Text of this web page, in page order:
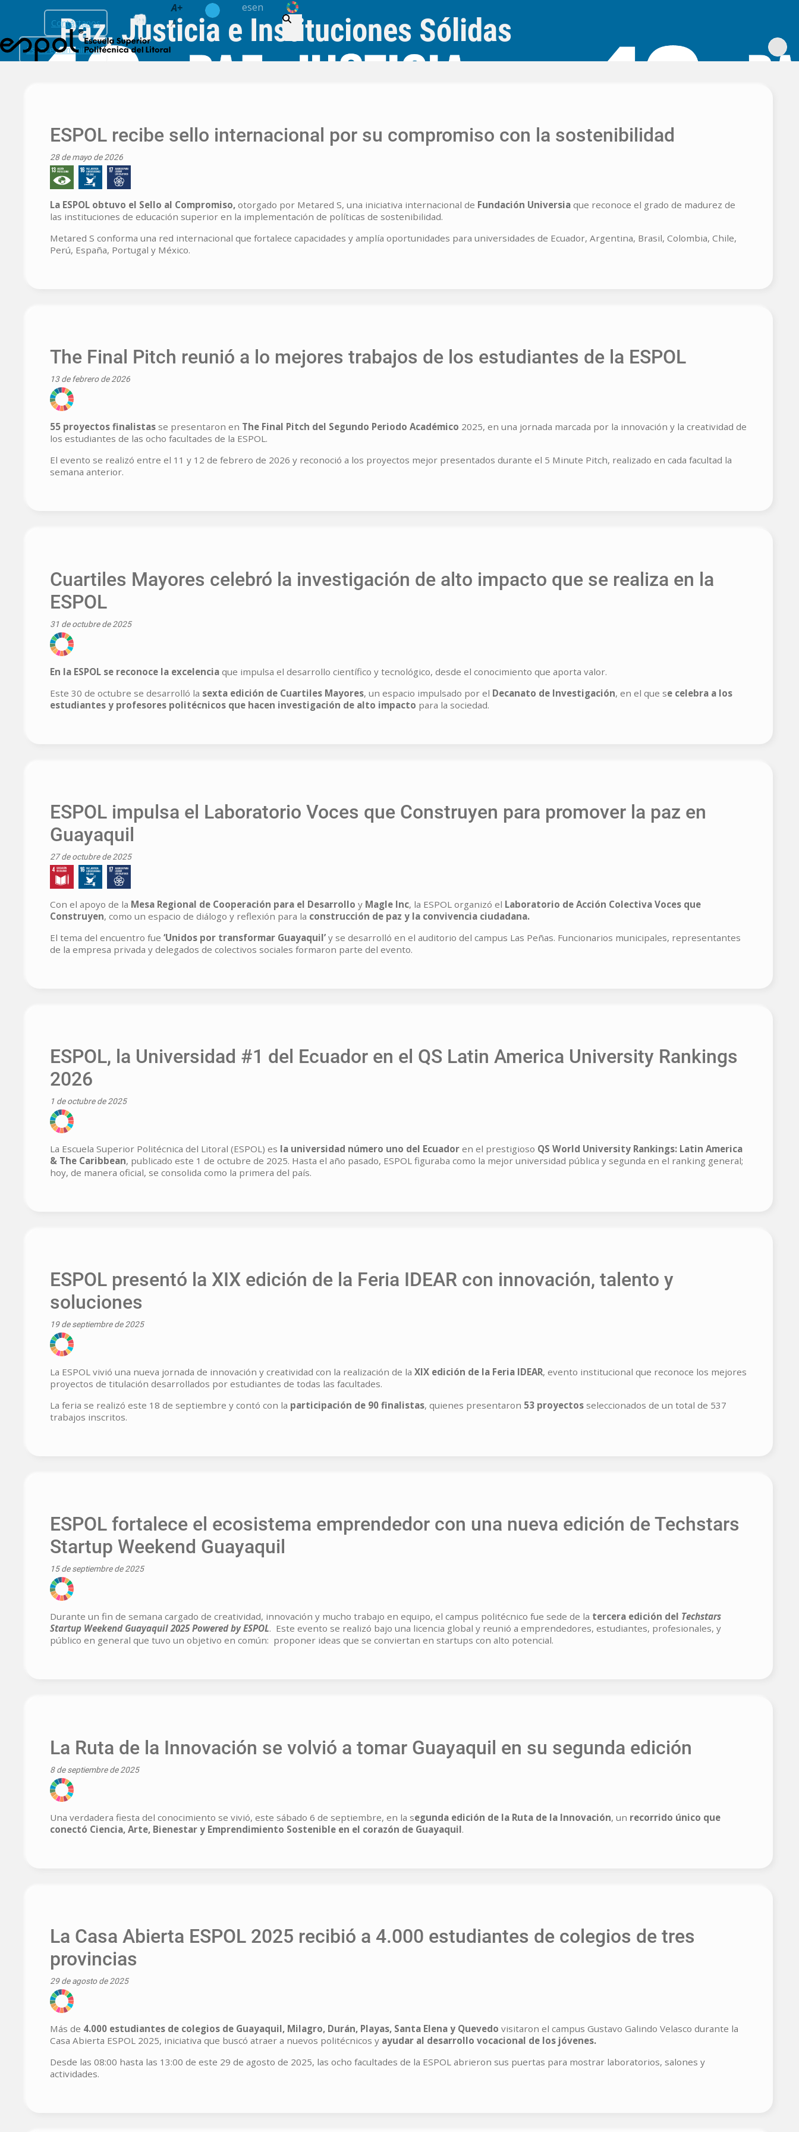
Contáctanos
Espol en un minuto
A+
A-
esen ODS
Paz, Justicia e Instituciones Sólidas
ESPOL recibe sello internacional por su compromiso con la sostenibilidad
28 de mayo de 2026
La ESPOL obtuvo el Sello al Compromiso, otorgado por Metared S, una iniciativa internacional de Fundación Universia que reconoce el grado de madurez de
las instituciones de educación superior en la implementación de políticas de sostenibilidad.
Metared S conforma una red internacional que fortalece capacidades y amplía oportunidades para universidades de Ecuador, Argentina, Brasil, Colombia, Chile,
Perú, España, Portugal y México.
The Final Pitch reunió a lo mejores trabajos de los estudiantes de la ESPOL
13 de febrero de 2026
55 proyectos finalistas se presentaron en The Final Pitch del Segundo Periodo Académico 2025, en una jornada marcada por la innovación y la creatividad de
los estudiantes de las ocho facultades de la ESPOL.
El evento se realizó entre el 11 y 12 de febrero de 2026 y reconoció a los proyectos mejor presentados durante el 5 Minute Pitch, realizado en cada facultad la
semana anterior.
Cuartiles Mayores celebró la investigación de alto impacto que se realiza en la
ESPOL
31 de octubre de 2025
En la ESPOL se reconoce la excelencia que impulsa el desarrollo científico y tecnológico, desde el conocimiento que aporta valor.
Este 30 de octubre se desarrolló la sexta edición de Cuartiles Mayores, un espacio impulsado por el Decanato de Investigación, en el que se celebra a los
estudiantes y profesores politécnicos que hacen investigación de alto impacto para la sociedad.
ESPOL impulsa el Laboratorio Voces que Construyen para promover la paz en
Guayaquil
27 de octubre de 2025
Con el apoyo de la Mesa Regional de Cooperación para el Desarrollo y Magle Inc, la ESPOL organizó el Laboratorio de Acción Colectiva Voces que
Construyen, como un espacio de diálogo y reflexión para la construcción de paz y la convivencia ciudadana.
El tema del encuentro fue ‘Unidos por transformar Guayaquil’ y se desarrolló en el auditorio del campus Las Peñas. Funcionarios municipales, representantes
de la empresa privada y delegados de colectivos sociales formaron parte del evento.
ESPOL, la Universidad #1 del Ecuador en el QS Latin America University Rankings
2026
1 de octubre de 2025
La Escuela Superior Politécnica del Litoral (ESPOL) es la universidad número uno del Ecuador en el prestigioso QS World University Rankings: Latin America
& The Caribbean, publicado este 1 de octubre de 2025. Hasta el año pasado, ESPOL figuraba como la mejor universidad pública y segunda en el ranking general;
hoy, de manera oficial, se consolida como la primera del país.
ESPOL presentó la XIX edición de la Feria IDEAR con innovación, talento y
soluciones
19 de septiembre de 2025
La ESPOL vivió una nueva jornada de innovación y creatividad con la realización de la XIX edición de la Feria IDEAR, evento institucional que reconoce los mejores
proyectos de titulación desarrollados por estudiantes de todas las facultades.
La feria se realizó este 18 de septiembre y contó con la participación de 90 finalistas, quienes presentaron 53 proyectos seleccionados de un total de 537
trabajos inscritos.
ESPOL fortalece el ecosistema emprendedor con una nueva edición de Techstars
Startup Weekend Guayaquil
15 de septiembre de 2025
Durante un fin de semana cargado de creatividad, innovación y mucho trabajo en equipo, el campus politécnico fue sede de la tercera edición del Techstars
Startup Weekend Guayaquil 2025 Powered by ESPOL. Este evento se realizó bajo una licencia global y reunió a emprendedores, estudiantes, profesionales, y
público en general que tuvo un objetivo en común: proponer ideas que se conviertan en startups con alto potencial.
La Ruta de la Innovación se volvió a tomar Guayaquil en su segunda edición
8 de septiembre de 2025
Una verdadera fiesta del conocimiento se vivió, este sábado 6 de septiembre, en la segunda edición de la Ruta de la Innovación, un recorrido único que
conectó Ciencia, Arte, Bienestar y Emprendimiento Sostenible en el corazón de Guayaquil.
La Casa Abierta ESPOL 2025 recibió a 4.000 estudiantes de colegios de tres
provincias
29 de agosto de 2025
Más de 4.000 estudiantes de colegios de Guayaquil, Milagro, Durán, Playas, Santa Elena y Quevedo visitaron el campus Gustavo Galindo Velasco durante la
Casa Abierta ESPOL 2025, iniciativa que buscó atraer a nuevos politécnicos y ayudar al desarrollo vocacional de los jóvenes.
Desde las 08:00 hasta las 13:00 de este 29 de agosto de 2025, las ocho facultades de la ESPOL abrieron sus puertas para mostrar laboratorios, salones y
actividades.